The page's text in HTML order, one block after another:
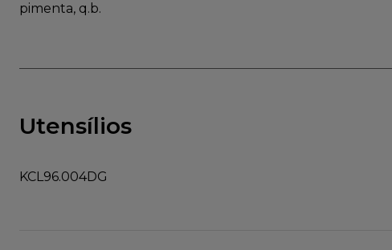
pimenta, q.b.
Utensílios
KCL96.004DG